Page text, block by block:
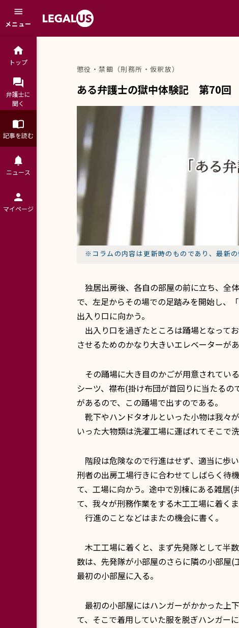
menu
メニュー
home
トップ
question_answer
弁護士に
聞く
import_contacts
記事を読む
notifications
ニュース
person
マイページ
懲役・禁錮（刑務所・仮釈放）
ある弁護士の獄中体験記 第70回
※コラムの内容は更新時のものであり、最新の
独居出房後、各自の部屋の前に立ち、全
で、左足からその場での足踏みを開始し、
出入り口に向かう。
出入り口を過ぎたところは踊場となって
させるためのかなり大きいエレベーターがあ
その踊場に大き目のかごが用意されてい
シーツ、襟布(掛け布団が首回りに当たる
があるので、この踊場で出すのである。
靴下やハンドタオルといった小物は我々
いった大物類は洗濯工場に運ばれてそこで
階段は危険なので行進はせず、適当に歩
刑者の出房工場行きに合わせてしばらく待
て、工場に向かう。途中で別棟にある雑居
て、我々が刑務作業をする木工工場に着くま
行進のことなどはまたの機会に書く。
木工工場に着くと、まず先発隊として半
数は、先発隊が小部屋のさらに隣の小部屋(
最初の小部屋に入る。
最初の小部屋にはハンガーがかかった上
て、そこで着用していた服を脱ぎハンガー